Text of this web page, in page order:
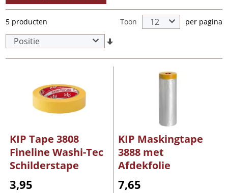
5 producten Toon per pagina
KIP Tape 3808
Fineline Washi-Tec
Schilderstape
3,95
KIP Maskingtape
3888 met
Afdekfolie
7,65